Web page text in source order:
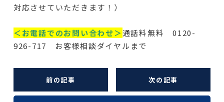
対応させていただきます！）
＜お電話でのお問い合わせ＞通話料無料 0120-
926-717 お客様相談ダイヤルまで
前の記事 次の記事